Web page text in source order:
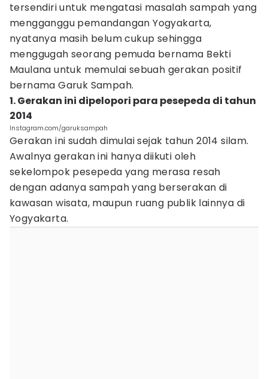
tersendiri untuk mengatasi masalah sampah yang
mengganggu pemandangan Yogyakarta,
nyatanya masih belum cukup sehingga
menggugah seorang pemuda bernama Bekti
Maulana untuk memulai sebuah gerakan positif
bernama Garuk Sampah.
1. Gerakan ini dipelopori para pesepeda di tahun
2014
Instagram.com/garuksampah
Gerakan ini sudah dimulai sejak tahun 2014 silam.
Awalnya gerakan ini hanya diikuti oleh
sekelompok pesepeda yang merasa resah
dengan adanya sampah yang berserakan di
kawasan wisata, maupun ruang publik lainnya di
Yogyakarta.